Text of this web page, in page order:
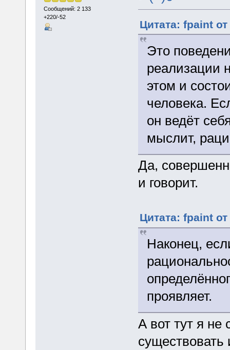
Сообщений: 2 133
+220/-52
Цитата: fpaint
Это
реализации
этом и
человека.
он ведёт
мыслит,
Да,
и говорит.
Цитата: fpaint
Наконец,
проявляет.
А вот тут я не
существовать